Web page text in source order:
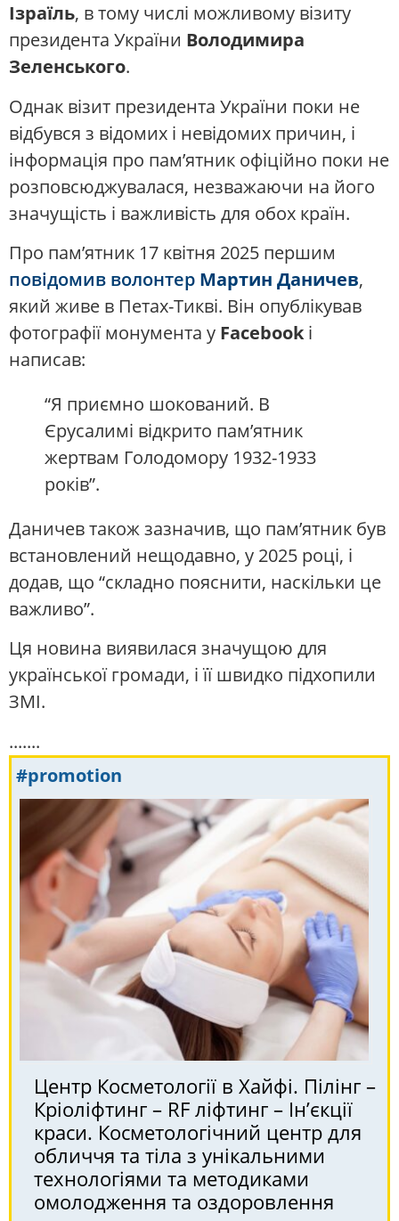
Ізраїль, в тому числі можливому візиту
президента України Володимира
Зеленського.
Однак візит президента України поки не
відбувся з відомих і невідомих причин, і
інформація про пам’ятник офіційно поки не
розповсюджувалася, незважаючи на його
значущість і важливість для обох країн.
Про пам’ятник 17 квітня 2025 першим
повідомив волонтер Мартин Даничев,
який живе в Петах-Тикві. Він опублікував
фотографії монумента у Facebook і
написав:
“Я приємно шокований. В
Єрусалимі відкрито пам’ятник
жертвам Голодомору 1932-1933
років”.
Даничев також зазначив, що пам’ятник був
встановлений нещодавно, у 2025 році, і
додав, що “складно пояснити, наскільки це
важливо”.
Ця новина виявилася значущою для
української громади, і її швидко підхопили
ЗМІ.
.......
#promotion
Центр Косметології в Хайфі. Пілінг –
Кріоліфтинг – RF ліфтинг – Ін’єкції
краси. Косметологічний центр для
обличчя та тіла з унікальними
технологіями та методиками
омолодження та оздоровлення